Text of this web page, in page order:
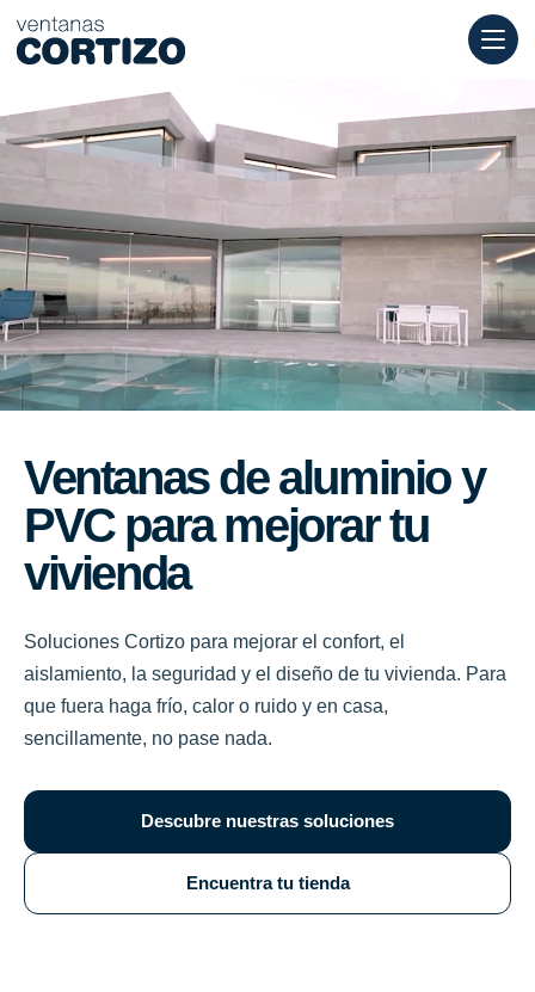
Ventanas Cortizo es una red especializada en ventanas de
Productos
Asesoramiento
Red de tiendas
Presupuesto
Ventanas de aluminio y
PVC para mejorar tu
vivienda
Soluciones Cortizo para mejorar el confort, el
aislamiento, la seguridad y el diseño de tu vivienda. Para
que fuera haga frío, calor o ruido y en casa,
sencillamente, no pase nada.
Descubre nuestras soluciones
Encuentra tu tienda